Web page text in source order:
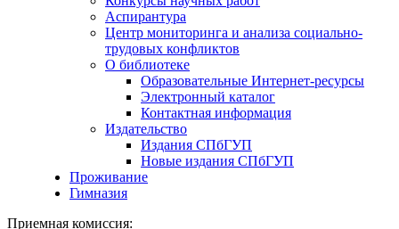
Аспирантура
Центр мониторинга и анализа социально-
трудовых конфликтов
О библиотеке
Образовательные Интернет-ресурсы
Электронный каталог
Контактная информация
Издательство
Издания СПбГУП
Новые издания СПбГУП
Проживание
Гимназия
Приемная комиссия: